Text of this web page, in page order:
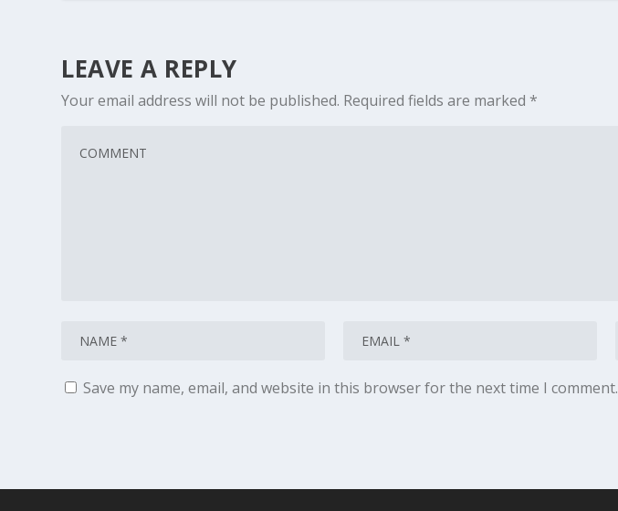
LEAVE A REPLY
Your email address will not be published. Required fields are marked *
Save my name, email, and website in this browser for the next time I comment.